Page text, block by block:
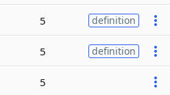
5 definition
5 definition
5